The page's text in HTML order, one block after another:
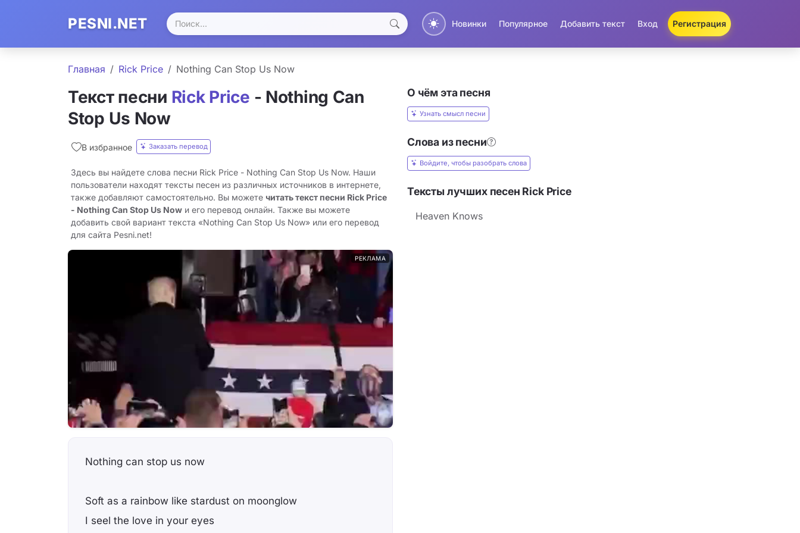
PESNI.NET Новинки Популярное Добавить текст Вход Регистрация
Главная Rick Price Nothing Can Stop Us Now
Текст песни Rick Price - Nothing Can
Stop Us Now
В избранное Заказать перевод
Здесь вы найдете слова песни Rick Price - Nothing Can Stop Us Now. Наши
пользователи находят тексты песен из различных источников в интернете,
также добавляют самостоятельно. Вы можете читать текст песни Rick Price
- Nothing Can Stop Us Now и его перевод онлайн. Также вы можете
добавить свой вариант текста «Nothing Can Stop Us Now» или его перевод
для сайта Pesni.net!
РЕКЛАМА
Nothing can stop us now
Soft as a rainbow like stardust on moonglow
I seel the love in your eyes
О чём эта песня
Узнать смысл песни
Слова из песни
Войдите, чтобы разобрать слова
Тексты лучших песен Rick Price
Heaven Knows